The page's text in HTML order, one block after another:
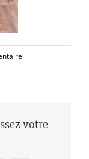
votre